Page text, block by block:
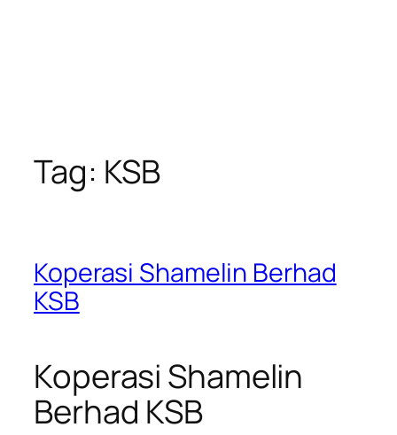
Tag: KSB
Koperasi Shamelin Berhad
KSB
Koperasi Shamelin
Berhad KSB